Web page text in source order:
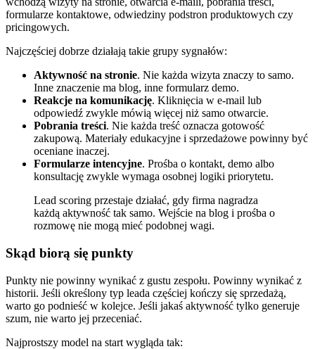
formularze kontaktowe, odwiedziny podstron produktowych czy
pricingowych.
Najczęściej dobrze działają takie grupy sygnałów:
Aktywność na stronie. Nie każda wizyta znaczy to samo.
Inne znaczenie ma blog, inne formularz demo.
Reakcje na komunikację. Kliknięcia w e-mail lub
odpowiedź zwykle mówią więcej niż samo otwarcie.
Pobrania treści. Nie każda treść oznacza gotowość
zakupową. Materiały edukacyjne i sprzedażowe powinny być
oceniane inaczej.
Formularze intencyjne. Prośba o kontakt, demo albo
konsultację zwykle wymaga osobnej logiki priorytetu.
Lead scoring przestaje działać, gdy firma nagradza
każdą aktywność tak samo. Wejście na blog i prośba o
rozmowę nie mogą mieć podobnej wagi.
Skąd biorą się punkty
Punkty nie powinny wynikać z gustu zespołu. Powinny wynikać z
historii. Jeśli określony typ leada częściej kończy się sprzedażą,
warto go podnieść w kolejce. Jeśli jakaś aktywność tylko generuje
szum, nie warto jej przeceniać.
Najprostszy model na start wygląda tak: